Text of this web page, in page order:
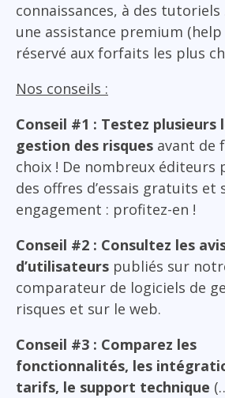
connaissances, à des tutoriels
une assistance premium
réservé aux forfaits les plus
Nos conseils :
Conseil #1 : Testez plusieurs
gestion des risques avant de
choix ! De nombreux éditeurs
des offres d’essais gratuits et
engagement : profitez-en !
Conseil #2 : Consultez les
d’utilisateurs publiés sur
comparateur de logiciels de
risques et sur le web.
Conseil #3 : Comparez les
fonctionnalités, les
tarifs, le support technique